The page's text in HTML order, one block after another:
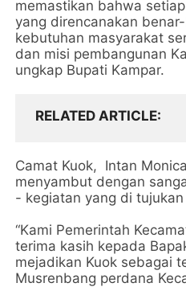
memastikan bahwa
yang direncanakan
kebutuhan masyarakat
dan misi pembangunan
ungkap Bupati Kampar.
RELATED ARTICLE
Camat Kuok, Intan
menyambut dengan
- kegiatan yang di
“Kami Pemerintah
terima kasih kepada
mejadikan Kuok sebagai
Musrenbang perdana